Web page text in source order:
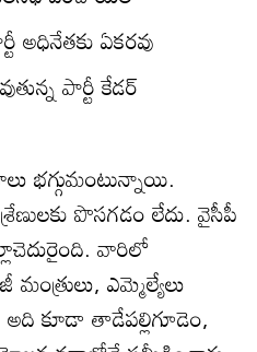
అధినేతకు ఏకరవు
పార్టీ కేడర్‌
భగ్గుమంటున్నాయి.
పొసగడం లేదు. వైసీపీ
వారిలో
మంత్రులు, ఎమ్మెల్యేలు
కూడా తాడేపల్లిగూడెం,